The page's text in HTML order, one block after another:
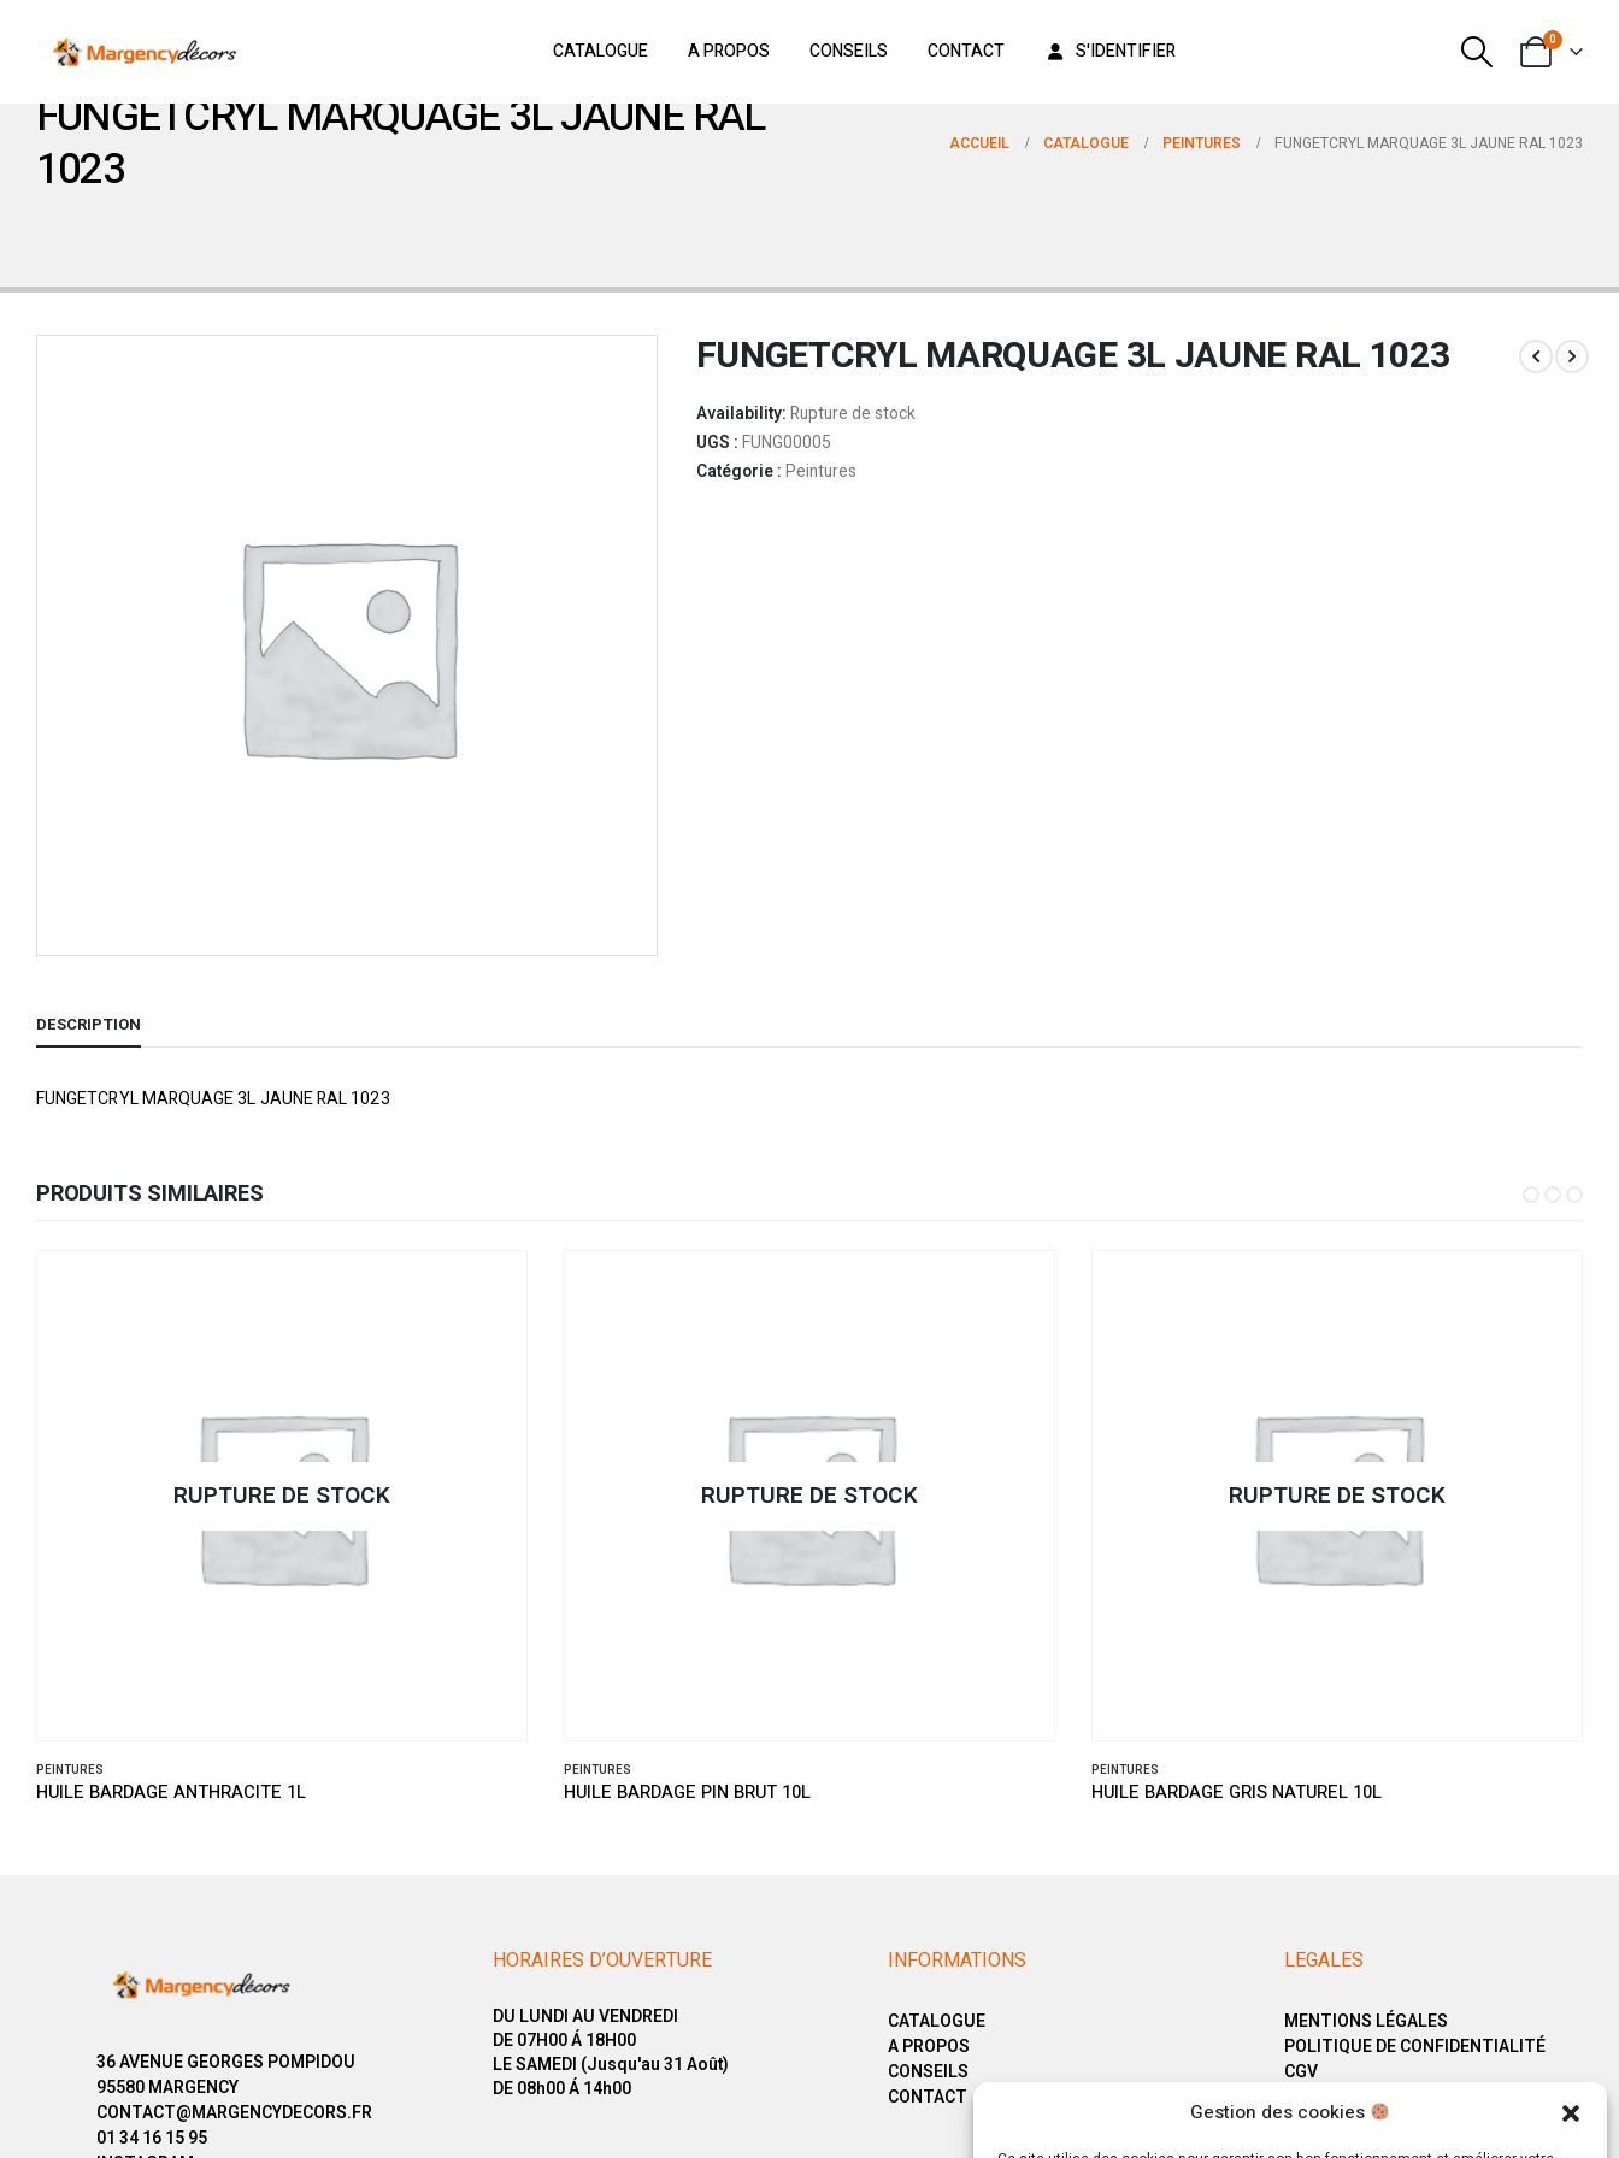
Gestion des cookies
CATALOGUE A PROPOS CONSEILS CONTACT S'IDENTIFIER 0
FUNGETCRYL MARQUAGE 3L JAUNE RAL
1023
ACCUEIL CATALOGUE PEINTURES FUNGETCRYL MARQUAGE 3L JAUNE RAL 1023
FUNGETCRYL MARQUAGE 3L JAUNE RAL 1023
Availability: Rupture de stock
UGS : FUNG00005
Catégorie : Peintures
DESCRIPTION
FUNGETCRYL MARQUAGE 3L JAUNE RAL 1023
PRODUITS SIMILAIRES
HUILE BARDAGE PIN BRUT 10L HUILE BARDAGE GRIS NATUREL 10L HUILE BARDAGE PIN BRUT 1L
36 AVENUE GEORGES POMPIDOU
95580 MARGENCY
CONTACT@MARGENCYDECORS.FR
01 34 16 15 95
HORAIRES D’OUVERTURE
DU LUNDI AU VENDREDI
DE 07H00 Á 18H00
LE SAMEDI (Jusqu'au 31 Août)
DE 08h00 Á 14h00
INFORMATIONS
CATALOGUE
A PROPOS
CONSEILS
CONTACT
LEGALES
MENTIONS LÉGALES
POLITIQUE DE CONFIDENTIALITÉ
CGV